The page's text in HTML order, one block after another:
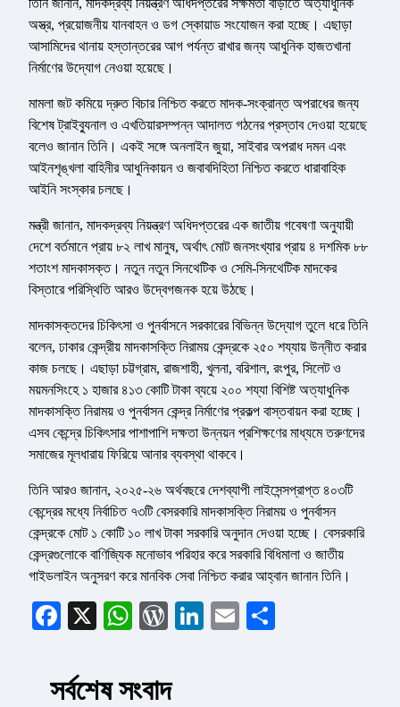
তিনি জানান, মাদকদ্রব্য নিয়ন্ত্রণ অধিদপ্তরের সক্ষমতা বাড়াতে অত্যাধুনিক
অস্ত্র, প্রয়োজনীয় যানবাহন ও ডগ স্কোয়াড সংযোজন করা হচ্ছে। এছাড়া
আসামিদের থানায় হস্তান্তরের আগ পর্যন্ত রাখার জন্য আধুনিক হাজতখানা
নির্মাণের উদ্যোগ নেওয়া হয়েছে।
মামলা জট কমিয়ে দ্রুত বিচার নিশ্চিত করতে মাদক-সংক্রান্ত অপরাধের জন্য
বিশেষ ট্রাইব্যুনাল ও এখতিয়ারসম্পন্ন আদালত গঠনের প্রস্তাব দেওয়া হয়েছে
বলেও জানান তিনি। একই সঙ্গে অনলাইন জুয়া, সাইবার অপরাধ দমন এবং
আইনশৃঙ্খলা বাহিনীর আধুনিকায়ন ও জবাবদিহিতা নিশ্চিত করতে ধারাবাহিক
আইনি সংস্কার চলছে।
মন্ত্রী জানান, মাদকদ্রব্য নিয়ন্ত্রণ অধিদপ্তরের এক জাতীয় গবেষণা অনুযায়ী
দেশে বর্তমানে প্রায় ৮২ লাখ মানুষ, অর্থাৎ মোট জনসংখ্যার প্রায় ৪ দশমিক ৮৮
শতাংশ মাদকাসক্ত। নতুন নতুন সিনথেটিক ও সেমি-সিনথেটিক মাদকের
বিস্তারে পরিস্থিতি আরও উদ্বেগজনক হয়ে উঠছে।
মাদকাসক্তদের চিকিৎসা ও পুনর্বাসনে সরকারের বিভিন্ন উদ্যোগ তুলে ধরে তিনি
বলেন, ঢাকার কেন্দ্রীয় মাদকাসক্তি নিরাময় কেন্দ্রকে ২৫০ শয্যায় উন্নীত করার
কাজ চলছে। এছাড়া চট্টগ্রাম, রাজশাহী, খুলনা, বরিশাল, রংপুর, সিলেট ও
ময়মনসিংহে ১ হাজার ৪১৩ কোটি টাকা ব্যয়ে ২০০ শয্যা বিশিষ্ট অত্যাধুনিক
মাদকাসক্তি নিরাময় ও পুনর্বাসন কেন্দ্র নির্মাণের প্রকল্প বাস্তবায়ন করা হচ্ছে।
এসব কেন্দ্রে চিকিৎসার পাশাপাশি দক্ষতা উন্নয়ন প্রশিক্ষণের মাধ্যমে তরুণদের
সমাজের মূলধারায় ফিরিয়ে আনার ব্যবস্থা থাকবে।
তিনি আরও জানান, ২০২৫-২৬ অর্থবছরে দেশব্যাপী লাইসেন্সপ্রাপ্ত ৪০৩টি
কেন্দ্রের মধ্যে নির্বাচিত ৭৩টি বেসরকারি মাদকাসক্তি নিরাময় ও পুনর্বাসন
কেন্দ্রকে মোট ১ কোটি ১০ লাখ টাকা সরকারি অনুদান দেওয়া হচ্ছে। বেসরকারি
কেন্দ্রগুলোকে বাণিজ্যিক মনোভাব পরিহার করে সরকারি বিধিমালা ও জাতীয়
গাইডলাইন অনুসরণ করে মানবিক সেবা নিশ্চিত করার আহ্বান জানান তিনি।
Facebook
X WhatsApp
WordPress
LinkedIn
Email
সর্বশেষ সংবাদ